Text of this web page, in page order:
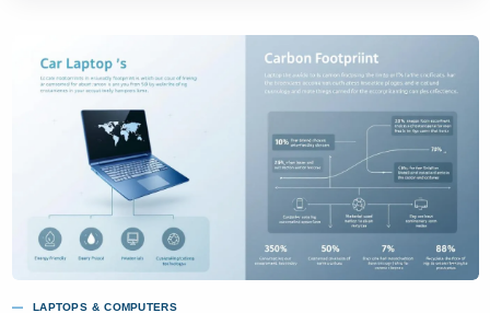
LAPTOPS & COMPUTERS